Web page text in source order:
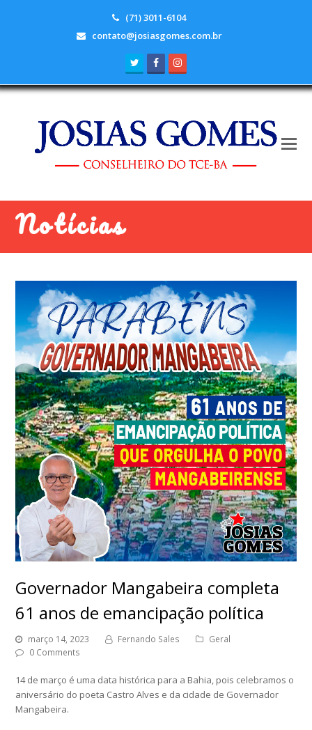
(71) 3011-6104
contato@josiasgomes.com.br
TwitterFacebook
Notícias
Governador Mangabeira completa
61 anos de emancipação política
março 14, 2023 Fernando Sales
Geral
0 Comments
14 de março é uma data histórica para a Bahia, pois celebramos o
aniversário do poeta Castro Alves e da cidade de Governador
Mangabeira.